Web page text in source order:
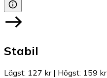
Stabil
Lägst: 127 kr| Högst: 159 kr